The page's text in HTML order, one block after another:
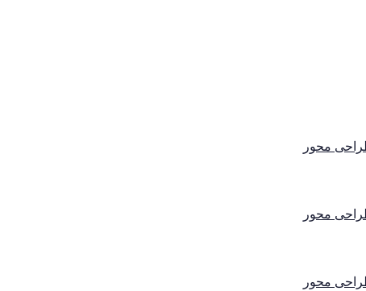
محور
محور
محور